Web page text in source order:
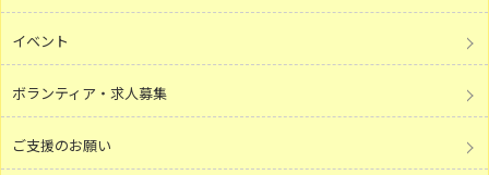
イベント
ボランティア・求人募集
ご支援のお願い